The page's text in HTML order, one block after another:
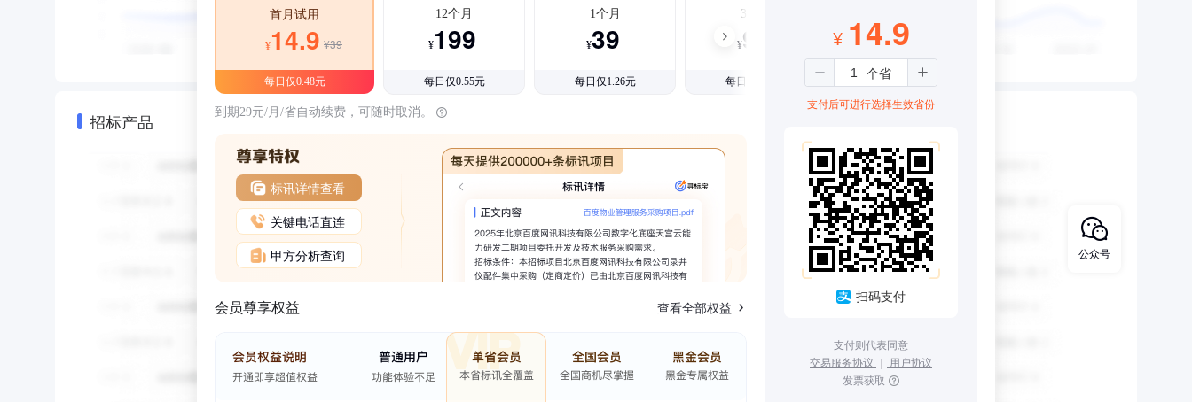
招标产品
首月试用
¥14.9 ¥39
每日仅0.48元
12个月
¥199
每日仅0.55元
1个月
¥39
每日仅1.26元
3个月
¥99
每日仅1.08元
到期29元/月/省自动续费，可随时取消。
标讯详情查看
关键电话直连
甲方分析查询
会员尊享权益 查看全部权益
¥ 14.9
支付后可进行选择生效省份
扫码支付
支付则代表同意
交易服务协议 ｜ 用户协议
发票获取
公众号